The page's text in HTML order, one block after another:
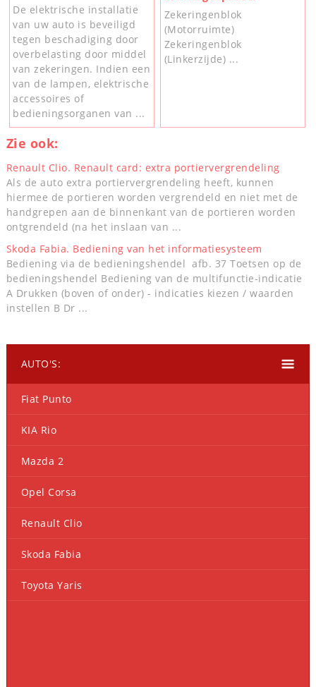
De elektrische installatie
van uw auto is beveiligd
tegen beschadiging door
overbelasting door middel
van zekeringen. Indien een
van de lampen, elektrische
accessoires of
bedieningsorganen van ...
Zekeringenblok
(Motorruimte)
Zekeringenblok
(Linkerzijde) ...
Zie ook:
Renault Clio. Renault card: extra portiervergrendeling
Als de auto extra portiervergrendeling heeft, kunnen
hiermee de portieren worden vergrendeld en niet met de
handgrepen aan de binnenkant van de portieren worden
ontgrendeld (na het inslaan van ...
Skoda Fabia. Bediening van het informatiesysteem
Bediening via de bedieningshendel afb. 37 Toetsen op de
bedieningshendel Bediening van de multifunctie-indicatie
A Drukken (boven of onder) - indicaties kiezen / waarden
instellen B Dr ...
AUTO'S:
Fiat Punto
KIA Rio
Mazda 2
Opel Corsa
Renault Clio
Skoda Fabia
Toyota Yaris